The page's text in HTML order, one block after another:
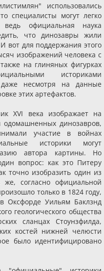
использовались
специалисты могут легко
официальная наука
что динозавры жили
вот для поддержания этого
изображений человека с
на глиняных фигурках
историками
несмотря на данные
этих артефактов.
XVI века изображает на
динозавров,
участие в войнах
историки могут
автора картины. Но
вопрос: как это Питеру
точно изобразить один из
согласно официальной
только в 1824 году,
Оксфорде Уильям Баклзнд
геологического общества
сланцах Стоунзфилда,
костей нижней челюсти
было идентифицировано